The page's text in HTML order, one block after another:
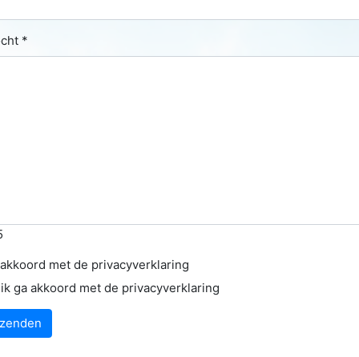
*
met de privacyverklaring
ga akkoord met de privacyverklaring